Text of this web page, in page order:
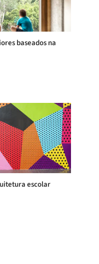
baseados na
escolar